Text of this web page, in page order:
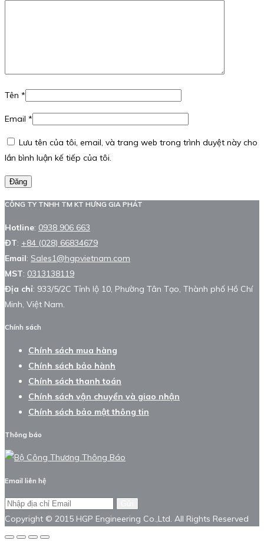
Tên *
Email *
Lưu tên của tôi, email, và trang web trong trình duyệt này cho
lần bình luận kế tiếp của tôi.
Đăng
CÔNG TY TNHH TM KT HƯNG GIA PHÁT
Hotline: 0938 906 663
ĐT: +84 (028) 66834679
Email: Sales1@hgpvietnam.com
MST: 0313138119
Địa chỉ: 933/5/2C Tỉnh lộ 10, Phường Tân Tạo, Thành phố Hồ Chí
Minh, Việt Nam.
Chính sách
Chính sách mua hàng
Chính sách bảo hành
Chính sách thanh toán
Chính sách vận chuyển và giao nhận
Chính sách bảo mật thông tin
Thông báo
Email liên hệ
Copyright © 2015 HGP Engineering Co.,Ltd. All Rights Reserved